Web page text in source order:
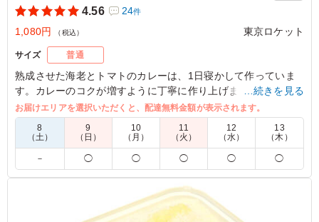
4.56 24件
1,080円 （税込） 東京ロケット
サイズ 普通
熟成させた海老とトマトのカレーは、1日寝かして作っていま
す。カレーのコクが増すように丁寧に作り上げました。ロケ・
軽食にオススメのお弁当です。
※外観写真には割箸がございますがこちらは付いておりません
ので予めご了承ください。
4.0 株式会社いまじん
ぷりぷりのエビにトマトの酸味が聞いたカレーで普段ロケ
弁でよく出る欧風のカレーとは違った魅力があり人気でし
た！彩りの良さとトマトを使ったカレーということで女性
…続きを見る
お届けエリアを選択いただくと、配達無料金額が表示されます。
8
（土）
9
（日）
10
（月）
11
（火）
12
（水）
13
（木）
－ ◯ ◯ ◯ ◯ ◯